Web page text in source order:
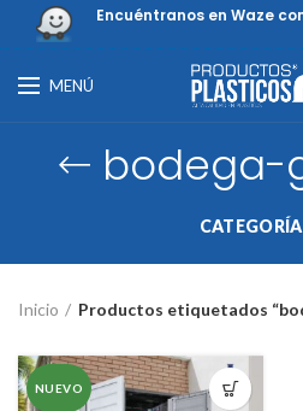
Encuéntranos en Waze
MENÚ
bodega-
Inicio Productos etiquetados
NUEVO